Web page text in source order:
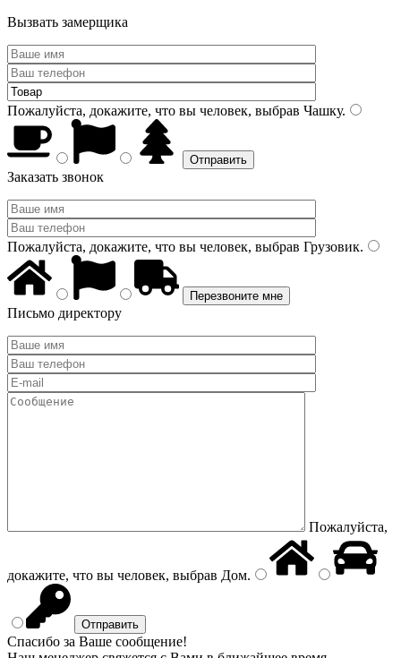
Вызвать замерщика
Пожалуйста, докажите, что вы человек, выбрав Чашку.
Заказать звонок
Пожалуйста, докажите, что вы человек, выбрав Грузовик.
Письмо директору
Пожалуйста,
докажите, что вы человек, выбрав Дом.
Спасибо за Ваше сообщение!